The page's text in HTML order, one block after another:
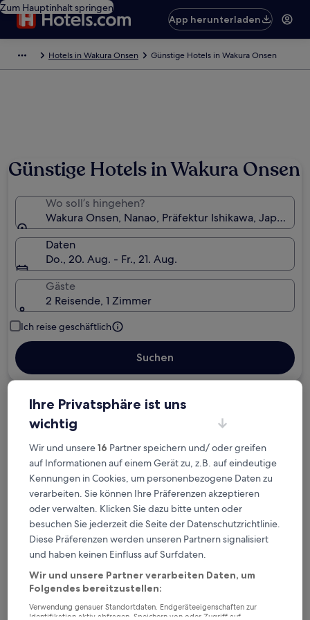
Zum Hauptinhalt springen
App herunterladen
Hotels in Wakura Onsen Günstige Hotels in Wakura Onsen
Günstige Hotels in Wakura Onsen
Wo soll’s hingehen?
Wakura Onsen, Nanao, Präfektur Ishikawa, Japan
Daten
Do., 20. Aug. - Fr., 21. Aug.
Gäste
2 Reisende, 1 Zimmer
Ich reise geschäftlich
Suchen
Kostenlose Stornierung bei
Planänderungen
Verdiene Prämien für jede
wahrgenommene Übernachtung
Mehr sparen mit Preisen für Mitglieder
Überprüfe die Preise für diese Daten
6. Aug. - 7. Aug.
7. Aug. - 8. Aug.
Ihre Privatsphäre ist uns
wichtig
Wir und unsere16 Partner speichern und/ oder greifen
auf Informationen auf einem Gerät zu, z.B. auf eindeutige
Kennungen in Cookies, um personenbezogene Daten zu
verarbeiten. Sie können Ihre Präferenzen akzeptieren
oder verwalten. Klicken Sie dazu bitte unten oder
besuchen Sie jederzeit die Seite der Datenschutzrichtlinie.
Diese Präferenzen werden unseren Partnern signalisiert
und haben keinen Einfluss auf Surfdaten.
Wir und unsere Partner verarbeiten Daten, um
Folgendes bereitzustellen:
Verwendung genauer Standortdaten. Endgeräteeigenschaften zur
Identifikation aktiv abfragen. Speichern von oder Zugriff auf